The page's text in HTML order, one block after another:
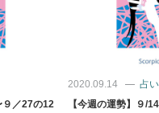
９／27の12
2020.09.14
占い
【今週の運勢】９/